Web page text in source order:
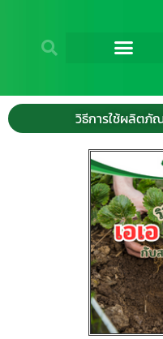
วิธีการใช้ผลิตภั